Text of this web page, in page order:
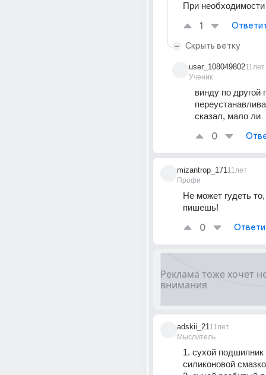
При
1
Скрыть ветку
user_108049802
Ученик
11лет
винду по другой
сказал, мало ли
0
mizantrop_171
Профи
11лет
Не может гудеть
пишешь!
0
adskii_21
Мыслитель
11лет
1. сухой подшипник
силиконовой